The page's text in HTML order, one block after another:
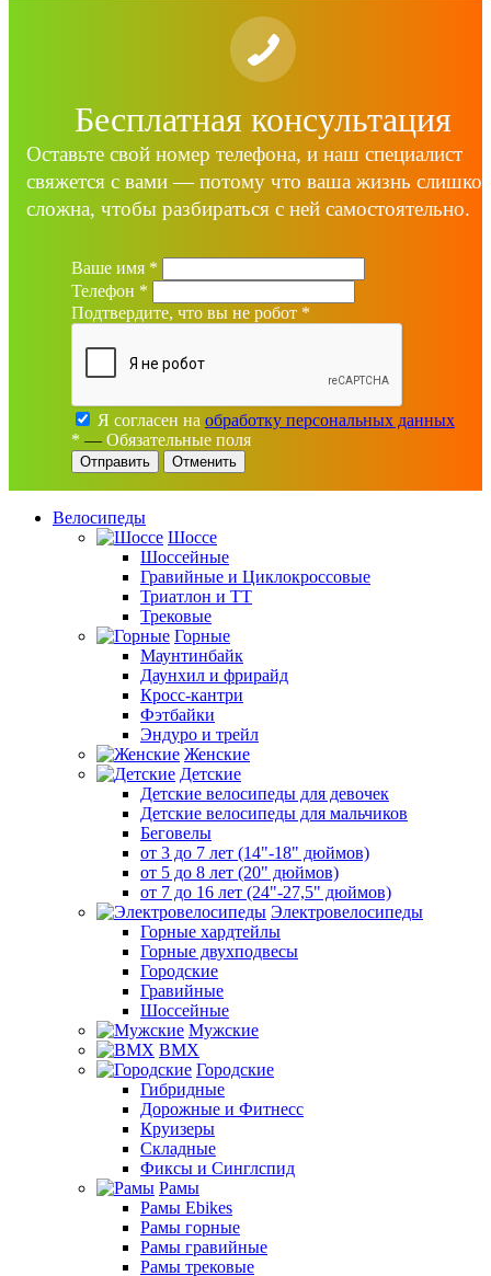
Бесплатная консультация
Оставьте свой номер телефона, и наш специалист
свяжется с вами — потому что ваша жизнь
сложна, чтобы разбираться с ней самостоятельно.
Ваше имя *
Телефон *
Подтвердите, что вы не робот *
Я согласен на обработку персональных данных
* — Обязательные поля
Отменить
Велосипеды
Шоссе
Шоссейные
Гравийные и Циклокроссовые
Триатлон и ТТ
Трековые
Горные
Маунтинбайк
Даунхил и фрирайд
Кросс-кантри
Фэтбайки
Эндуро и трейл
Женские
Детские
Детские велосипеды для девочек
Детские велосипеды для мальчиков
Беговелы
от 3 до 7 лет (14"-18" дюймов)
от 5 до 8 лет (20" дюймов)
от 7 до 16 лет (24"-27,5" дюймов)
Электровелосипеды
Горные хардтейлы
Горные двухподвесы
Городские
Гравийные
Шоссейные
Мужские
BMX
Городские
Гибридные
Дорожные и Фитнесс
Круизеры
Складные
Фиксы и Синглспид
Рамы
Рамы Ebikes
Рамы горные
Рамы гравийные
Рамы трековые